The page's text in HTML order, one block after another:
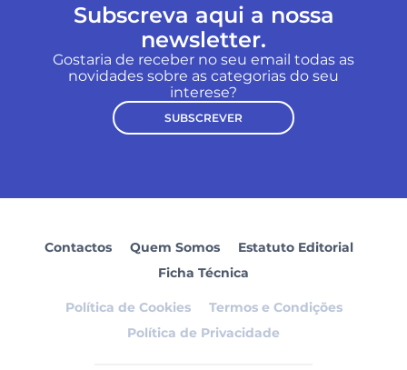
Subscreva aqui a nossa
newsletter.
Gostaria de receber no seu email todas as
novidades sobre as categorias do seu
interese?
SUBSCREVER
Contactos Quem Somos
Estatuto Editorial
Ficha Técnica
Política de Cookies
Termos e Condições
Política de Privacidade